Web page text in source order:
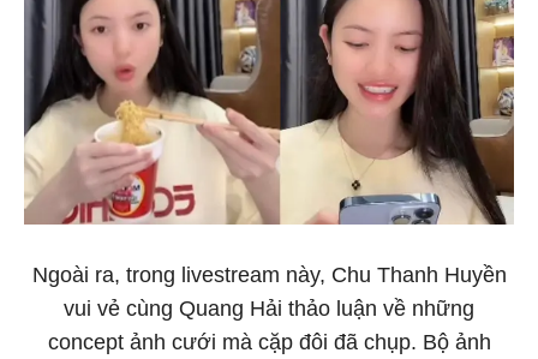
Ngoài ra, trong livestream này, Chu Thanh Huyền
vui vẻ cùng Quang Hải thảo luận về những
concept ảnh cưới mà cặp đôi đã chụp. Bộ ảnh